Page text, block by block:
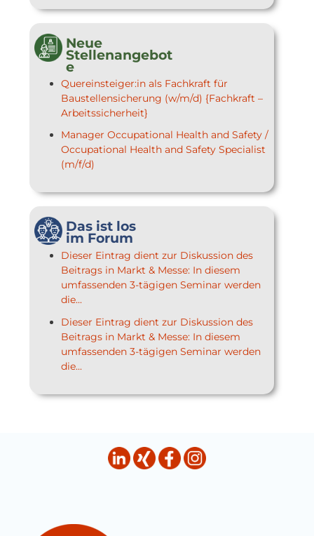
Neue
Stellenangebot
e
Quereinsteiger:in als Fachkraft für
Baustellensicherung (w/m/d) {Fachkraft –
Arbeitssicherheit}
Manager Occupational Health and Safety /
Occupational Health and Safety Specialist
(m/f/d)
Das ist los
im Forum
Dieser Eintrag dient zur Diskussion des
Beitrags in Markt & Messe: In diesem
umfassenden 3-tägigen Seminar werden
die...
Dieser Eintrag dient zur Diskussion des
Beitrags in Markt & Messe: In diesem
umfassenden 3-tägigen Seminar werden
die...